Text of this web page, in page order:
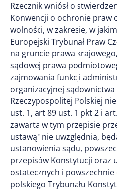
Rzecznik wniósł o
Konwencji o ochronie praw
wolności, w zakresie, w
Europejski Trybunał Praw
na gruncie prawa
sądowej prawa
zajmowania funkcji
organizacyjnej
Rzeczypospolitej Polskiej
ust. 1, art 89 ust. 1 pkt 2 i
zawarta w tym przepisie
ustawą" nie uwzględnia,
ustanowienia sądu,
przepisów Konstytucji oraz
ostatecznych i
polskiego Trybunału